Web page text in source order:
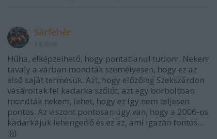
Sárfehér
Hűha, elképzelhető, hogy pontatlanul tudom. Nekem
tavaly a várban mondták személyesen, hogy ez az
első saját termésük. Azt, hogy előzőleg Szekszárdon
vásároltak fel kadarka szőlőt, azt egy borboltban
mondták nekem, lehet, hogy ez így nem teljesen
pontos. Az viszont pontosan úgy van, hogy a 2006-os
kadarkájuk lehengerlő és ez az, ami igazán fontos...
:)))